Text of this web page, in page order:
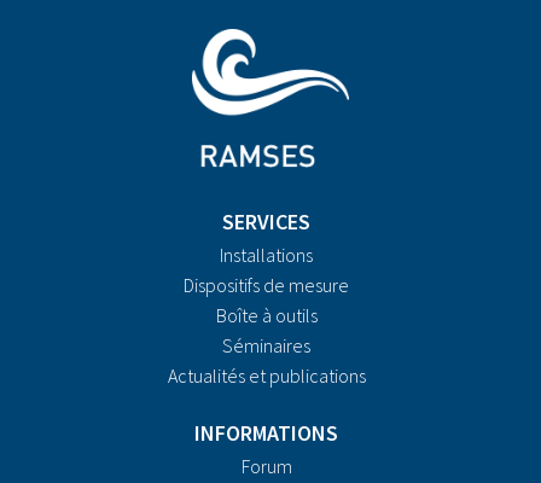
SERVICES
Installations
Dispositifs de mesure
Boîte à outils
Séminaires
Actualités et publications
INFORMATIONS
Forum